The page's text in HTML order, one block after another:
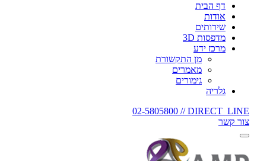
דף הבית
אודות
שירותים
מדפסות 3D
מרכז ידע
מן התקשורת
מאמרים
גימורים
גלריה
DIRECT_LINE //
02-5805800
צור קשר